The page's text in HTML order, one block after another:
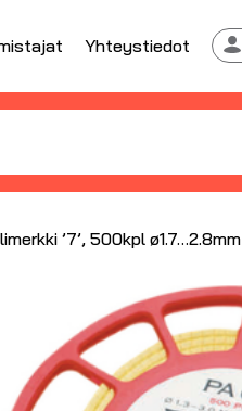
Yhteystiedot
’7’, 500kpl ø1.7…2.8mm